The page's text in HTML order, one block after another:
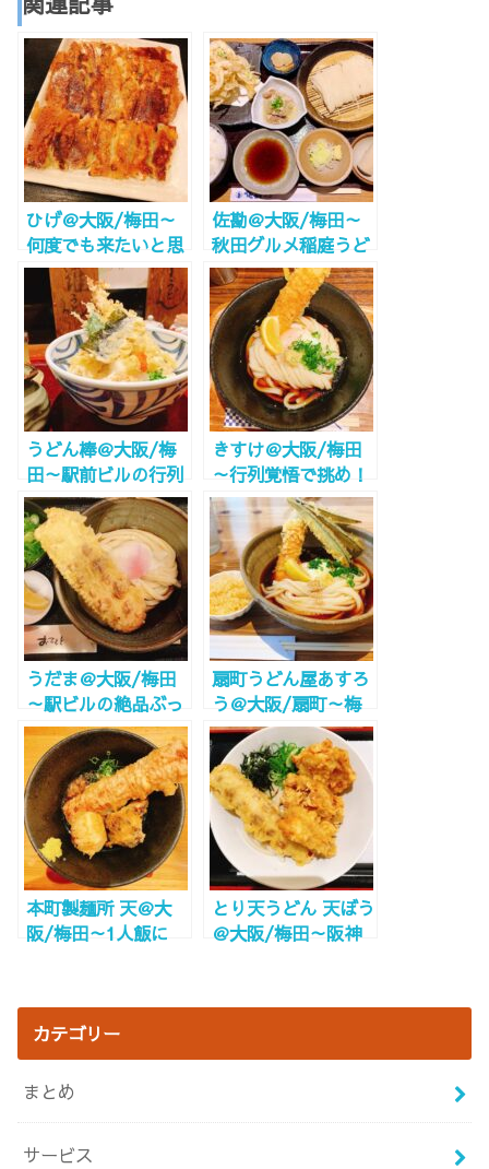
ひげ＠大阪/梅田～
何度でも来たいと思
える中華料理屋・さ
すが名店～
佐勘＠大阪/梅田～
秋田グルメ稲庭うど
んが食べられる、う
どん居酒屋発見！～
うどん棒＠大阪/梅
田～駅前ビルの行列
できる美味しいうど
ん～
きすけ＠大阪/梅田
～行列覚悟で挑め！
有名うどん店！～
うだま＠大阪/梅田
～駅ビルの絶品ぶっ
かけ！超濃厚な卵～
扇町うどん屋あすろ
う＠大阪/扇町～梅
田から徒歩圏内！ぶ
っかけが絶品！並ぶ
価値あり～
本町製麺所 天＠大
阪/梅田～1人飯に
とり天うどん 天ぼう
＠大阪/梅田～阪神
カテゴリー
まとめ
サービス